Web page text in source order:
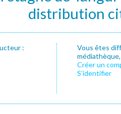
distribution
:
Vous êtes
Créer un
S’identifier